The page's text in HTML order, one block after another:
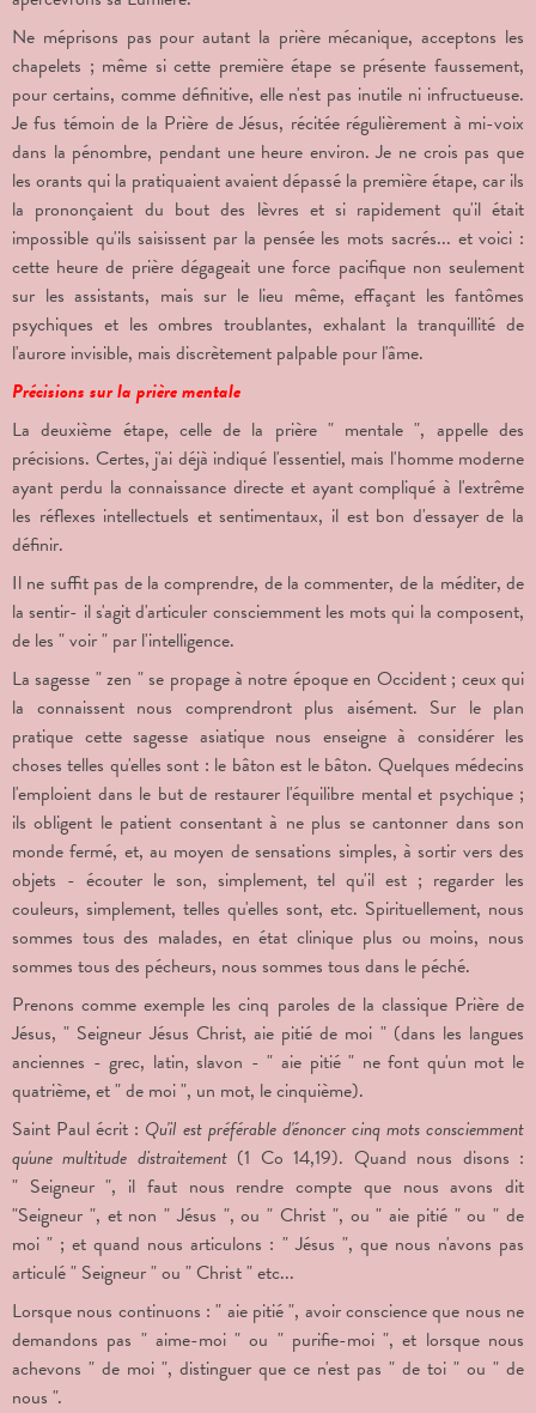
Ne méprisons pas pour autant la prière mécanique, acceptons les
chapelets ; même si cette première étape se présente faussement,
pour certains, comme définitive, elle n'est pas inutile ni infructueuse.
Je fus témoin de la Prière de Jésus, récitée régulièrement à mi-voix
dans la pénombre, pendant une heure environ. Je ne crois pas que
les orants qui la pratiquaient avaient dépassé la première étape, car ils
la prononçaient du bout des lèvres et si rapidement qu'il était
impossible qu'ils saisissent par la pensée les mots sacrés... et voici :
cette heure de prière dégageait une force pacifique non seulement
sur les assistants, mais sur le lieu même, effaçant les fantômes
psychiques et les ombres troublantes, exhalant la tranquillité de
l'aurore invisible, mais discrètement palpable pour l'âme.
Précisions sur la prière mentale
La deuxième étape, celle de la prière " mentale ", appelle des
précisions. Certes, j'ai déjà indiqué l'essentiel, mais l'homme moderne
ayant perdu la connaissance directe et ayant compliqué à l'extrême
les réflexes intellectuels et sentimentaux, il est bon d'essayer de la
définir.
Il ne suffit pas de la comprendre, de la commenter, de la méditer, de
la sentir- il s'agit d'articuler consciemment les mots qui la composent,
de les " voir " par l'intelligence.
La sagesse " zen " se propage à notre époque en Occident ; ceux qui
la connaissent nous comprendront plus aisément. Sur le plan
pratique cette sagesse asiatique nous enseigne à considérer les
choses telles qu'elles sont : le bâton est le bâton. Quelques médecins
l'emploient dans le but de restaurer l'équilibre mental et psychique ;
ils obligent le patient consentant à ne plus se cantonner dans son
monde fermé, et, au moyen de sensations simples, à sortir vers des
objets - écouter le son, simplement, tel qu'il est ; regarder les
couleurs, simplement, telles qu'elles sont, etc. Spirituellement, nous
sommes tous des malades, en état clinique plus ou moins, nous
sommes tous des pécheurs, nous sommes tous dans le péché.
Prenons comme exemple les cinq paroles de la classique Prière de
Jésus, " Seigneur Jésus Christ, aie pitié de moi " (dans les langues
anciennes - grec, latin, slavon - " aie pitié " ne font qu'un mot le
quatrième, et " de moi ", un mot, le cinquième).
Saint Paul écrit : Qu'il est préférable d'énoncer cinq mots consciemment
qu'une multitude distraitement(1 Co 14,19). Quand nous disons :
" Seigneur ", il faut nous rendre compte que nous avons dit
"Seigneur ", et non " Jésus ", ou " Christ ", ou " aie pitié " ou " de
moi " ; et quand nous articulons : " Jésus ", que nous n'avons pas
articulé " Seigneur " ou " Christ " etc...
Lorsque nous continuons : " aie pitié ", avoir conscience que nous ne
demandons pas " aime-moi " ou " purifie-moi ", et lorsque nous
achevons " de moi ", distinguer que ce n'est pas " de toi " ou " de
nous ".